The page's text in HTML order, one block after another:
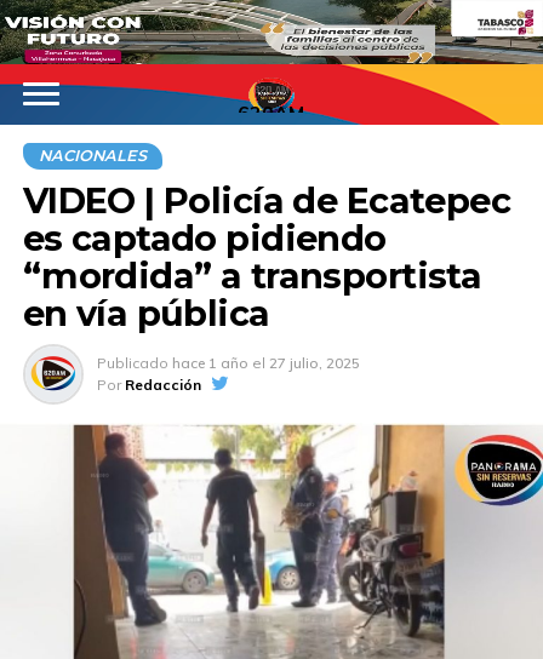
620AM
NACIONALES
VIDEO | Policía de Ecatepec
es captado pidiendo
“mordida” a transportista
en vía pública
Publicado hace 1 año el 27 julio, 2025
Por Redacción